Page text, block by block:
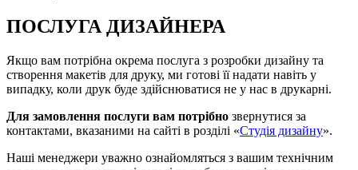
ПОСЛУГА ДИЗАЙНЕРА
Якщо вам потрібна окрема послуга з розробки дизайну та
створення макетів для друку, ми готові її надати навіть у
випадку, коли друк буде здійснюватися не у нас в друкарні.
Для замовлення послуги вам потрібно звернутися за
контактами, вказаними на сайті в розділі «Студія дизайну».
Наші менеджери уважно ознайомляться з вашим технічним